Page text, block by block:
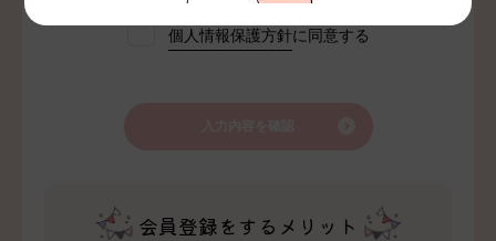
個人情報保護方針に同意する
会員登録をするメリット